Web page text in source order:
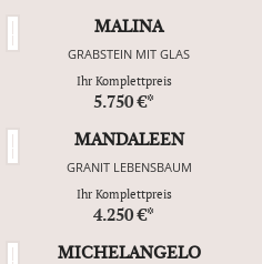
MALINA
GRABSTEIN MIT GLAS
Ihr Komplettpreis
5.750 €*
MANDALEEN
GRANIT LEBENSBAUM
Ihr Komplettpreis
4.250 €*
MICHELANGELO